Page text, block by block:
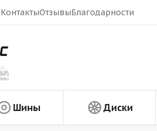
КонтактыОтзывыБлагодарности
Шины Диски